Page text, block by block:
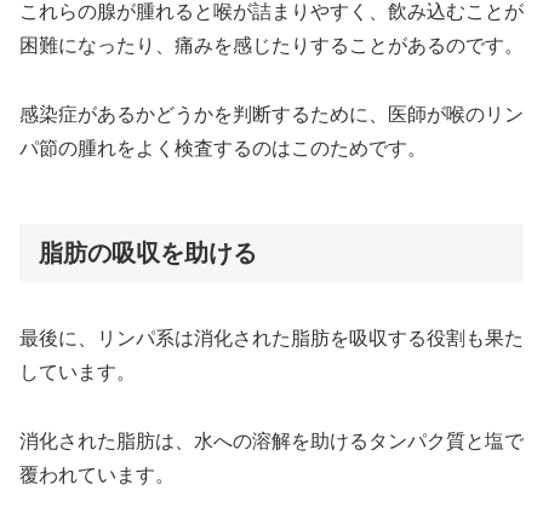
これらの腺が腫れると喉が詰まりやすく、飲み込むことが
困難になったり、痛みを感じたりすることがあるのです。
感染症があるかどうかを判断するために、医師が喉のリン
パ節の腫れをよく検査するのはこのためです。
脂肪の吸収を助ける
最後に、リンパ系は消化された脂肪を吸収する役割も果た
しています。
消化された脂肪は、水への溶解を助けるタンパク質と塩で
覆われています。